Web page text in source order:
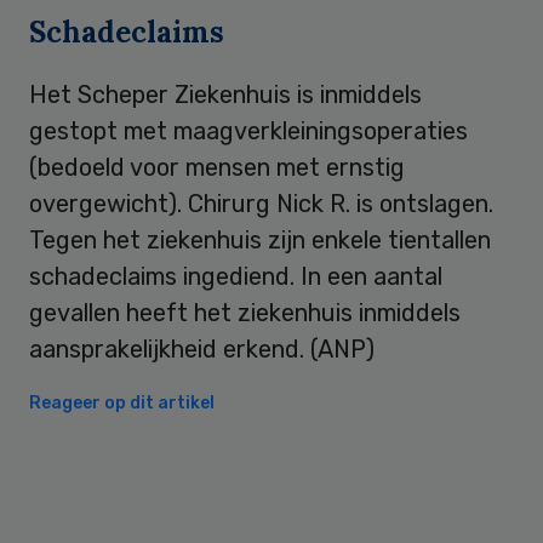
Schadeclaims
Het Scheper Ziekenhuis is inmiddels
gestopt met maagverkleiningsoperaties
(bedoeld voor mensen met ernstig
overgewicht). Chirurg Nick R. is ontslagen.
Tegen het ziekenhuis zijn enkele tientallen
schadeclaims ingediend. In een aantal
gevallen heeft het ziekenhuis inmiddels
aansprakelijkheid erkend. (ANP)
Reageer op dit artikel